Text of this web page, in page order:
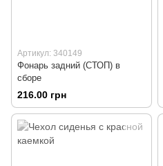
Артикул: 340149
Фонарь задний (СТОП) в
сборе
216.00 грн